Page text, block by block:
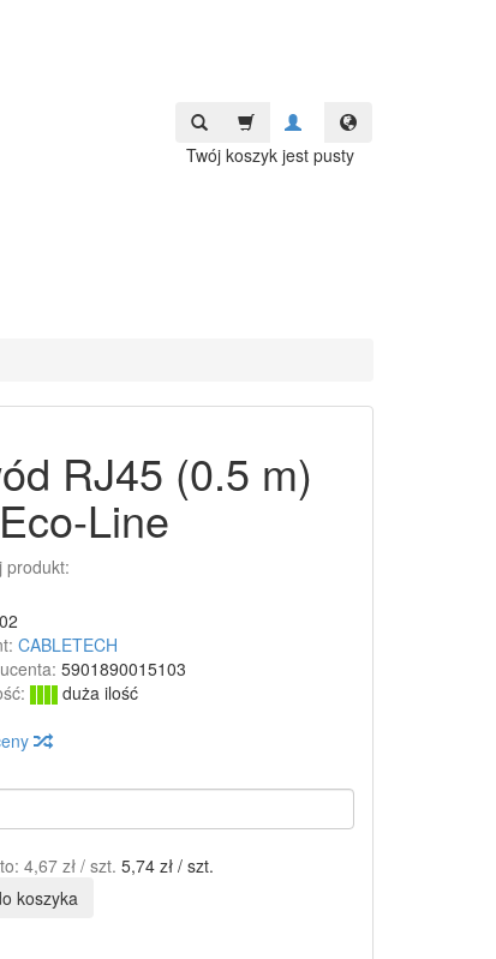
Twój koszyk jest pusty
RJ45 (0.5 m)
Line
produkt:
CABLETECH
5901890015103
duża ilość
4,67 zł / szt. 5,74 zł / szt.
koszyka